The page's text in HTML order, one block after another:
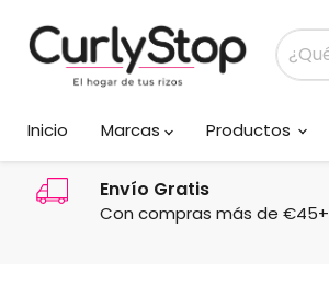
Inicio
Marcas Productos
Envío Gratis
Con compras más de €45+